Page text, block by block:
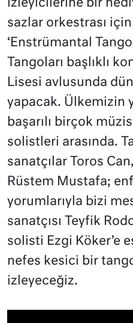
izleyicilerine bir
sazlar orkestrası için
‘Enstrümantal
Tangoları başlıklı
Lisesi avlusunda
yapacak. Ülkemizin
başarılı birçok
solistleri arasında.
sanatçılar Toros
Rüstem Mustafa;
yorumlarıyla bizi
sanatçısı Teyfik
solisti Ezgi Köker’e
nefes kesici bir
izleyeceğiz.